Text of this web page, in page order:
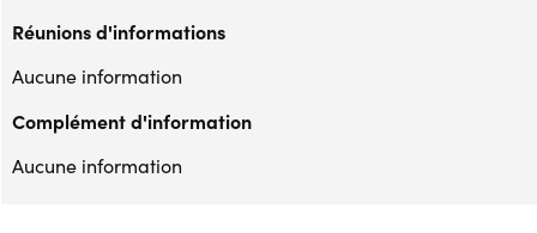
Réunions d'informations
Aucune information
Complément d'information
Aucune information